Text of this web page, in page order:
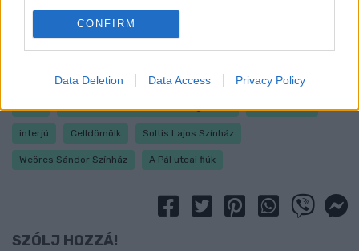
CONFIRM
Data Deletion Data Access Privacy Policy
Soltis Lajos Színházhoz is, szívesen besegítek az ottani
színistúdiósok munkájába, szóval az első alma materemet sem
szeretném elfelejteni. Ha pedig minden jól megy, szeptembertől
ismét a Weöres Sándor Színházban fogok próbálni egy előadást,
interjú Celldömölk Soltis Lajos Színház
Weöres Sándor Színház A Pál utcai fiúk
SZÓLJ HOZZÁ!